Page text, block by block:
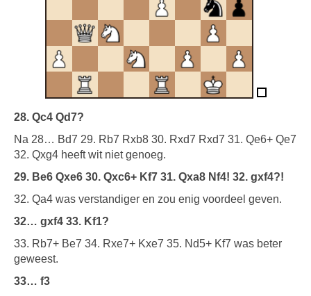
28. Qc4 Qd7?
Na 28… Bd7 29. Rb7 Rxb8 30. Rxd7 Rxd7 31. Qe6+ Qe7
32. Qxg4 heeft wit niet genoeg.
29. Be6 Qxe6 30. Qxc6+ Kf7 31. Qxa8 Nf4! 32. gxf4?!
32. Qa4 was verstandiger en zou enig voordeel geven.
32… gxf4 33. Kf1?
33. Rb7+ Be7 34. Rxe7+ Kxe7 35. Nd5+ Kf7 was beter
geweest.
33… f3